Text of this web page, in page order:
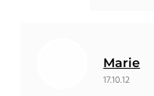
Marie
17.10.12